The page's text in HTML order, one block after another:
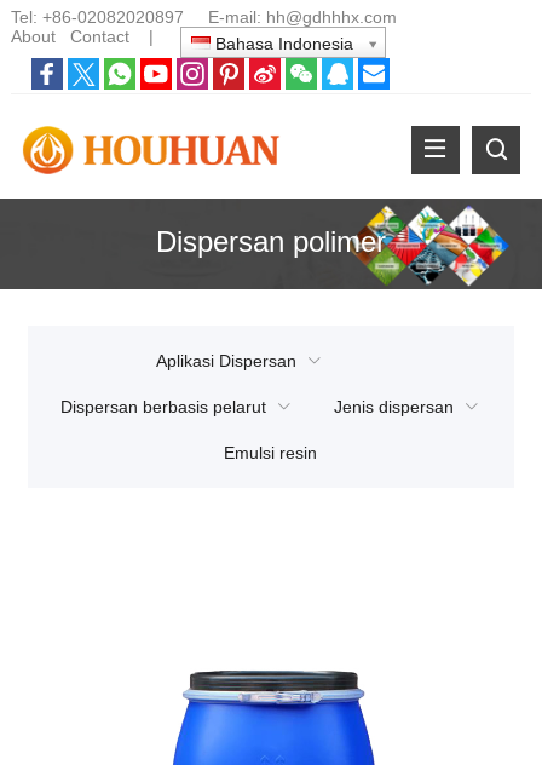
Tel: +86-02082020897 E-mail: hh@gdhhhx.com
About
Contact| Bahasa Indonesia
Dispersan polimer
Aplikasi Dispersan
Dispersan berbasis pelarut Jenis dispersan
Emulsi resin